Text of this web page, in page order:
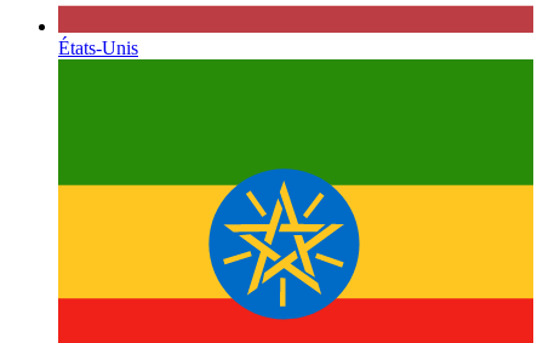
États-Unis